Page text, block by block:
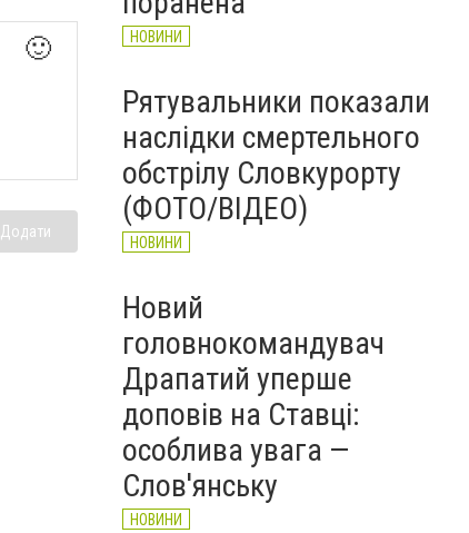
🙂
Додати
НОВИНИ
Рятувальники показали
наслідки смертельного
обстрілу Словкурорту
(ФОТО/ВІДЕО)
НОВИНИ
Новий
головнокомандувач
Драпатий уперше
доповів на Ставці:
особлива увага —
Слов'янську
НОВИНИ